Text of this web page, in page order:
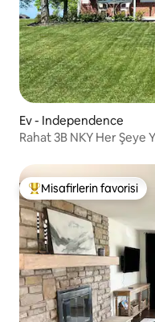
Ev - Independence
Rahat 3B NKY Her Şeye
Misafirlerin
Misafirlerin favorisi